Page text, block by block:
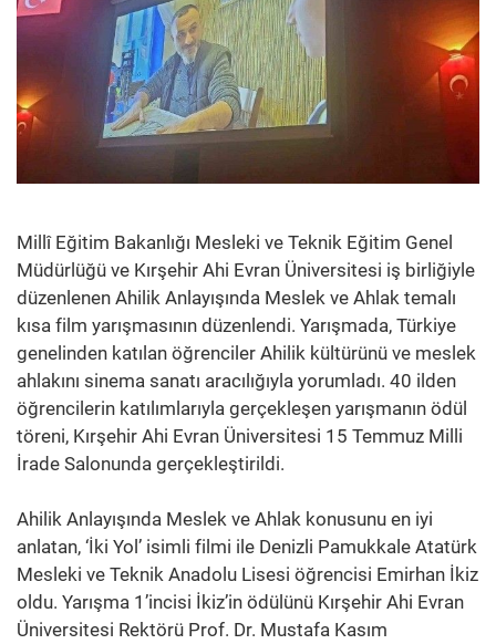
Millî Eğitim Bakanlığı Mesleki ve Teknik Eğitim Genel
Müdürlüğü ve Kırşehir Ahi Evran Üniversitesi iş birliğiyle
düzenlenen Ahilik Anlayışında Meslek ve Ahlak temalı
kısa film yarışmasının düzenlendi. Yarışmada, Türkiye
genelinden katılan öğrenciler Ahilik kültürünü ve meslek
ahlakını sinema sanatı aracılığıyla yorumladı. 40 ilden
öğrencilerin katılımlarıyla gerçekleşen yarışmanın ödül
töreni, Kırşehir Ahi Evran Üniversitesi 15 Temmuz Milli
İrade Salonunda gerçekleştirildi.
Ahilik Anlayışında Meslek ve Ahlak konusunu en iyi
anlatan, ‘İki Yol’ isimli filmi ile Denizli Pamukkale Atatürk
Mesleki ve Teknik Anadolu Lisesi öğrencisi Emirhan İkiz
oldu. Yarışma 1’incisi İkiz’in ödülünü Kırşehir Ahi Evran
Üniversitesi Rektörü Prof. Dr. Mustafa Kasım